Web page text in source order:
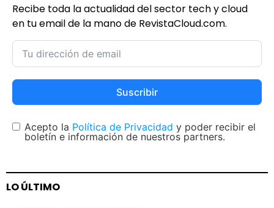
Recibe toda la actualidad del sector tech y cloud
en tu email de la mano de RevistaCloud.com.
Suscribir
Acepto la Política de Privacidad y poder recibir el
boletín e información de nuestros partners.
LO ÚLTIMO